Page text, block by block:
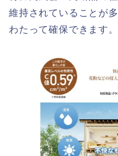
維持されていることが
わたって確保できます。